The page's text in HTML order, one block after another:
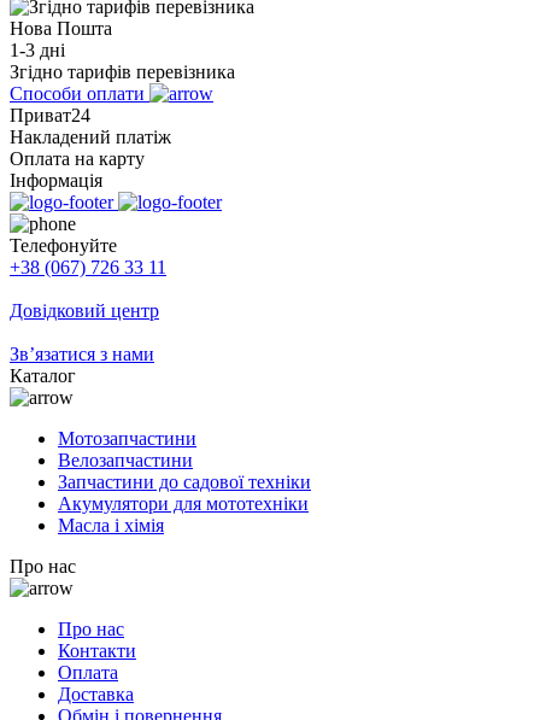
Нова Пошта
1-3 дні
Згідно тарифів перевізника
Способи оплати
Приват24
Накладений платіж
Оплата на карту
Інформація
Телефонуйте
+38 (067) 726 33 11
Довідковий центр
Зв’язатися з нами
Каталог
Мотозапчастини
Велозапчастини
Запчастини до садової техніки
Акумулятори для мототехніки
Масла і хімія
Про нас
Про нас
Контакти
Оплата
Доставка
Обмін і повернення